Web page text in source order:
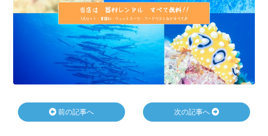
前の記事へ 次の記事へ